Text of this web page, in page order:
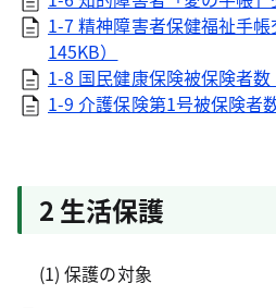
1-7 精神障害者保健福祉手帳
145KB）
1-8 国民健康保険被保険者数
1-9 介護保険第1号被保険者
2 生活保護
(1) 保護の対象